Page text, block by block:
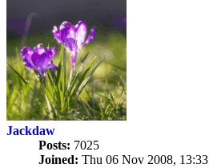
Jackdaw
Posts: 7025
Joined: Thu 06 Nov 2008, 13:33